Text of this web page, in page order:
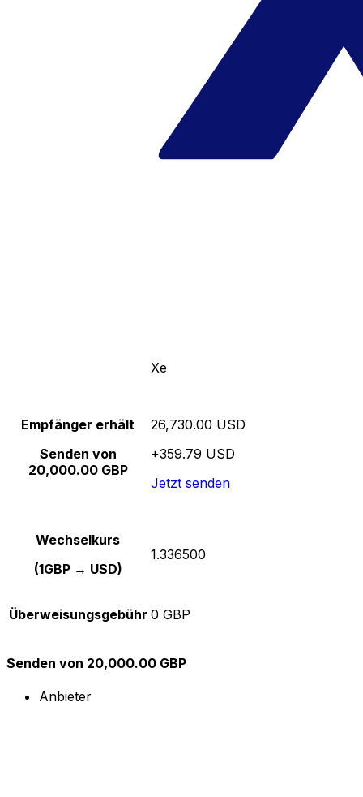
Xe
Empfänger erhält
Senden von
20,000.00 GBP
26,730.00 USD
+359.79 USD
Jetzt senden
Wechselkurs
(1GBP → USD)
1.336500
Überweisungsgebühr 0 GBP
Senden von 20,000.00 GBP
Anbieter